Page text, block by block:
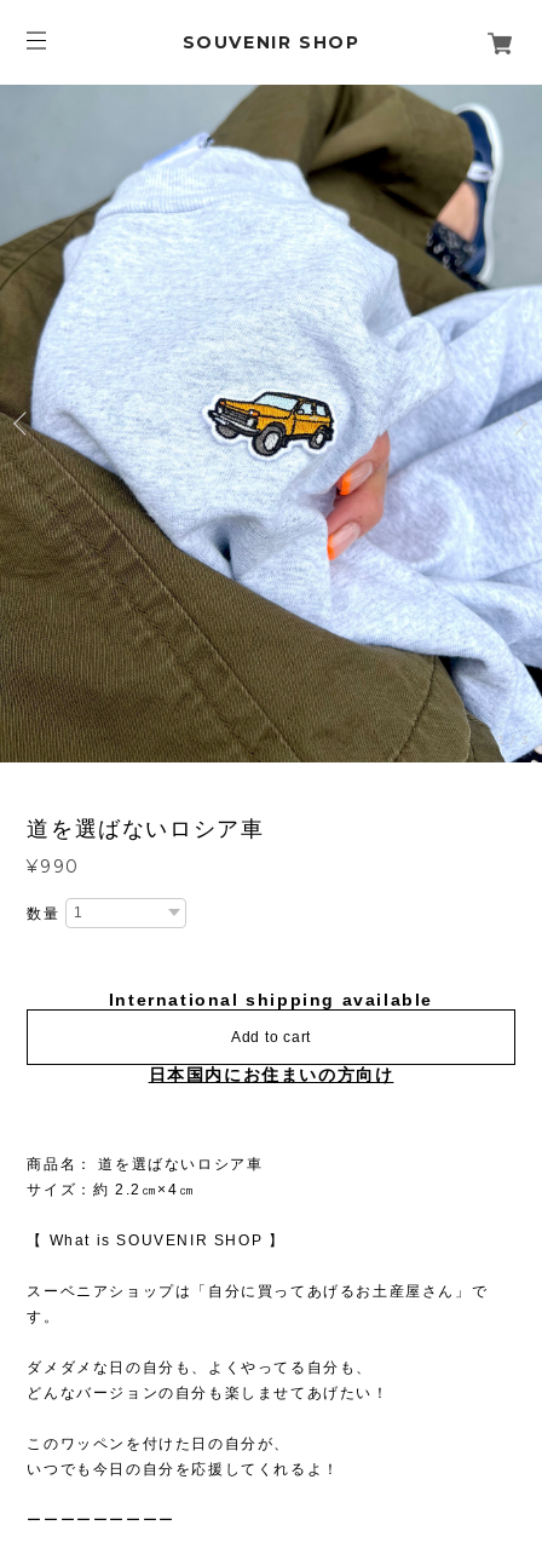
SOUVENIR SHOP
3/3
道を選ばないロシア車
¥990
数量
International shipping available
Add to cart
日本国内にお住まいの方向け
商品名： 道を選ばないロシア車
サイズ：約 2.2㎝×4㎝
【 What is SOUVENIR SHOP 】
スーベニアショップは「自分に買ってあげるお土産屋さん」で
す。
ダメダメな日の自分も、よくやってる自分も、
どんなバージョンの自分も楽しませてあげたい！
このワッペンを付けた日の自分が、
いつでも今日の自分を応援してくれるよ！
ーーーーーーーーー